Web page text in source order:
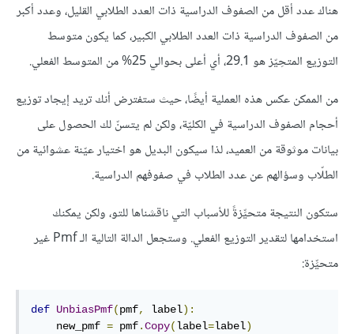
هناك عدد أقل من الصفوف الدراسية ذات العدد الطلابي القليل، وعدد أكبر
من الصفوف الدراسية ذات العدد الطلابي الكبير، كما يكون متوسط
التوزيع المتحِيّز هو 29.1، أي أعلى بحوالي 25% من المتوسط الفعلي.
من الممكن عكس هذه العملية أيضًا، حيث ستفترض أنك تريد إيجاد توزيع
أحجام الصفوف الدراسية في الكليّة، ولكن لم يتسنّ لك الحصول على
بيانات موثوقة من العميد، لذا سيكون البديل هو اختيار عيّنة عشوائية من
الطلّاب وسؤالهم عن عدد الطلاب في صفوفهم الدراسية.
ستكون النتيجة متحيِّزةً للأسباب التي ناقشناها للتو، ولكن يمكنك
استخدامها لتقدير التوزيع الفعلي. وستجعل الدالة التالية الـ Pmf غير
متحيِّزة:
def UnbiasPmf(pmf, label):
    new_pmf
= pmf.Copy(label=label)